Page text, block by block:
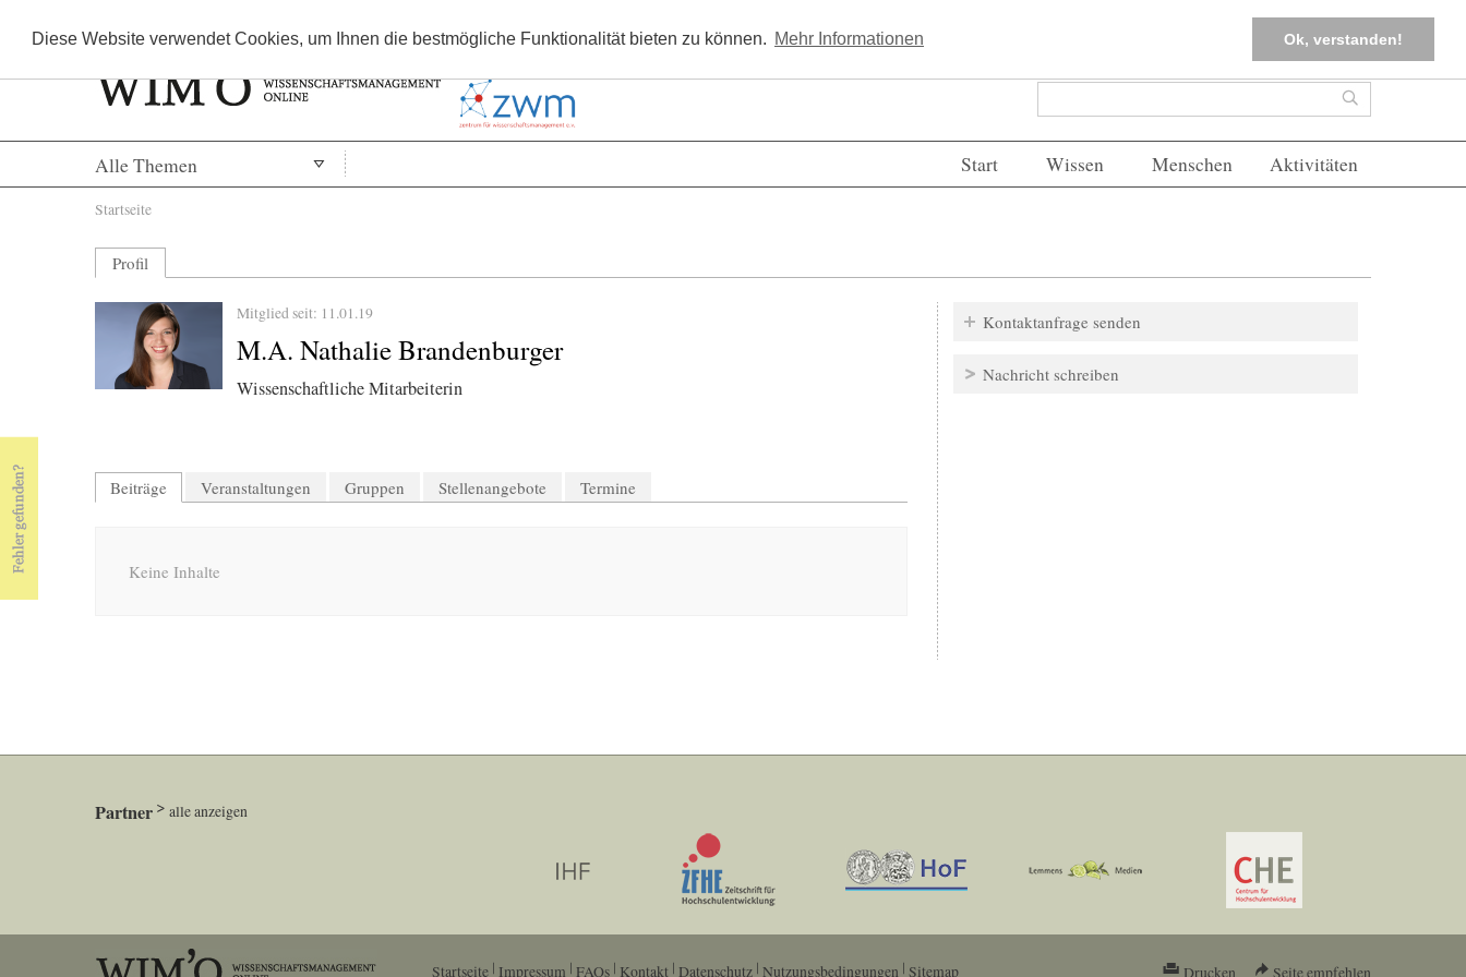
Diese Website verwendet Cookies, um Ihnen die bestmögliche Funktionalität bieten zu können. Mehr Informationen Ok, verstanden!
Kostenlos registrieren FAQs Einloggen
Suchformular Suche
Alle Themen Start Wissen Menschen Aktivitäten
Sie sind hier
Startseite
Profil
Mitglied seit: 11.01.19
M.A. Nathalie Brandenburger
Wissenschaftliche Mitarbeiterin
Beiträge (aktiver Reiter)
Veranstaltungen Gruppen Stellenangebote Termine
Keine Inhalte
Kontaktanfrage senden
Nachricht schreiben
Partner alle anzeigen
Startseite Impressum FAQs Kontakt Datenschutz Nutzungsbedingungen Sitemap Drucken Seite empfehlen